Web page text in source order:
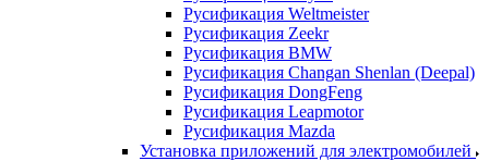
Русификация Weltmeister
Русификация Zeekr
Русификация BMW
Русификация Changan Shenlan (Deepal)
Русификация DongFeng
Русификация Leapmotor
Русификация Mazda
Установка приложений для электромобилей